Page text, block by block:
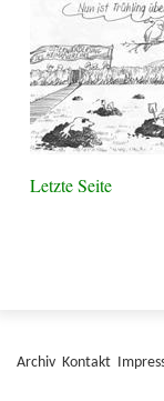
Letzte Seite
Archiv Kontakt